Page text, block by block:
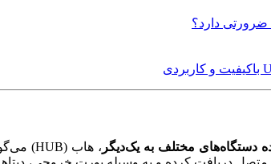
ضرورتی دارد؟
دستگاه‌های مختلف به یک‌دیگر